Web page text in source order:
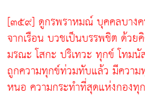
[๓๕๙] ดูกรพราหมณ์ บุคคลบาง
จากเรือน บวชเป็นบรรพชิต ด้วย
มรณะ โสกะ ปริเทวะ ทุกข์ โทม
ถูกความทุกข์ท่วมทับแล้ว มีความ
หนอ ความกระทำที่สุดแห่งกองทุ